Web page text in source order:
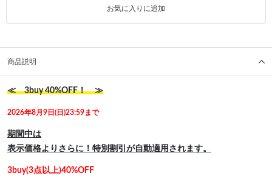
お気に入りに追加
商品説明
≪ 3buy 40%OFF！ ≫
2026年8月9日(日)23:59まで
期間中は
表示価格よりさらに！特別割引が自動適用されます。
3buy(3点以上)40%OFF